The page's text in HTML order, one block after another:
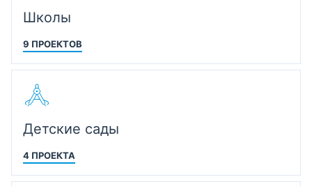
Школы
9 ПРОЕКТОВ
Детские сады
4 ПРОЕКТА